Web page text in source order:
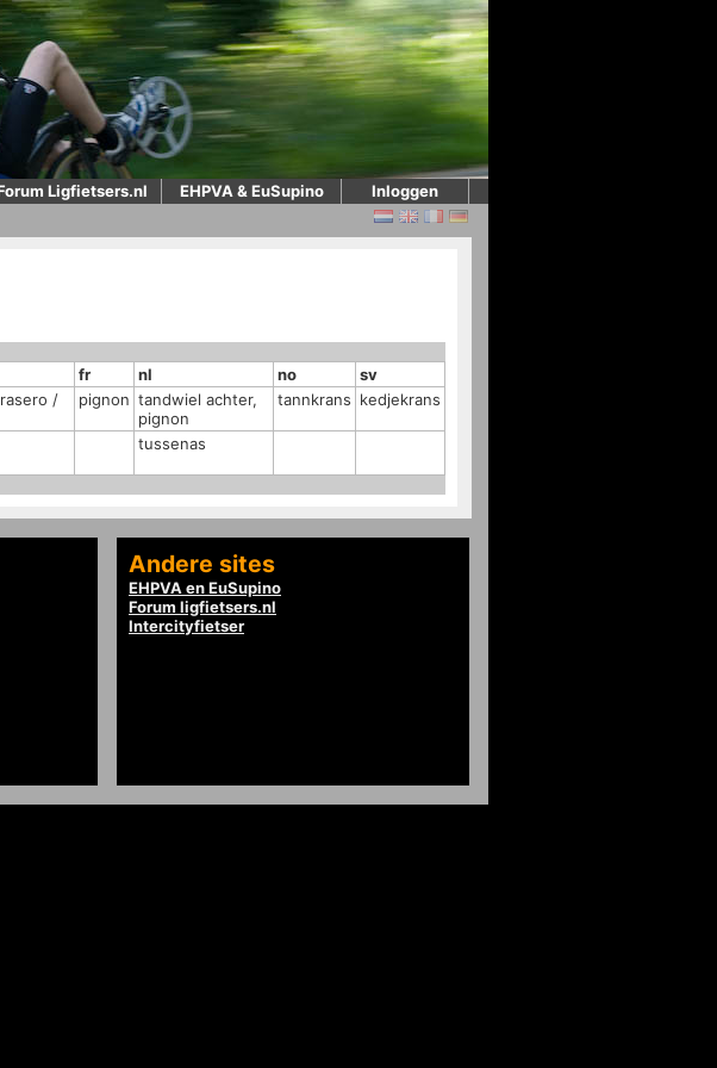
Ligfietsers.nl EHPVA & EuSupino Inloggen
fr nl no
sv
/
pignon tandwiel achter,
pignon
tannkrans kedjekrans
tussenas
Andere sites
EHPVA en EuSupino
Forum ligfietsers.nl
Intercityfietser